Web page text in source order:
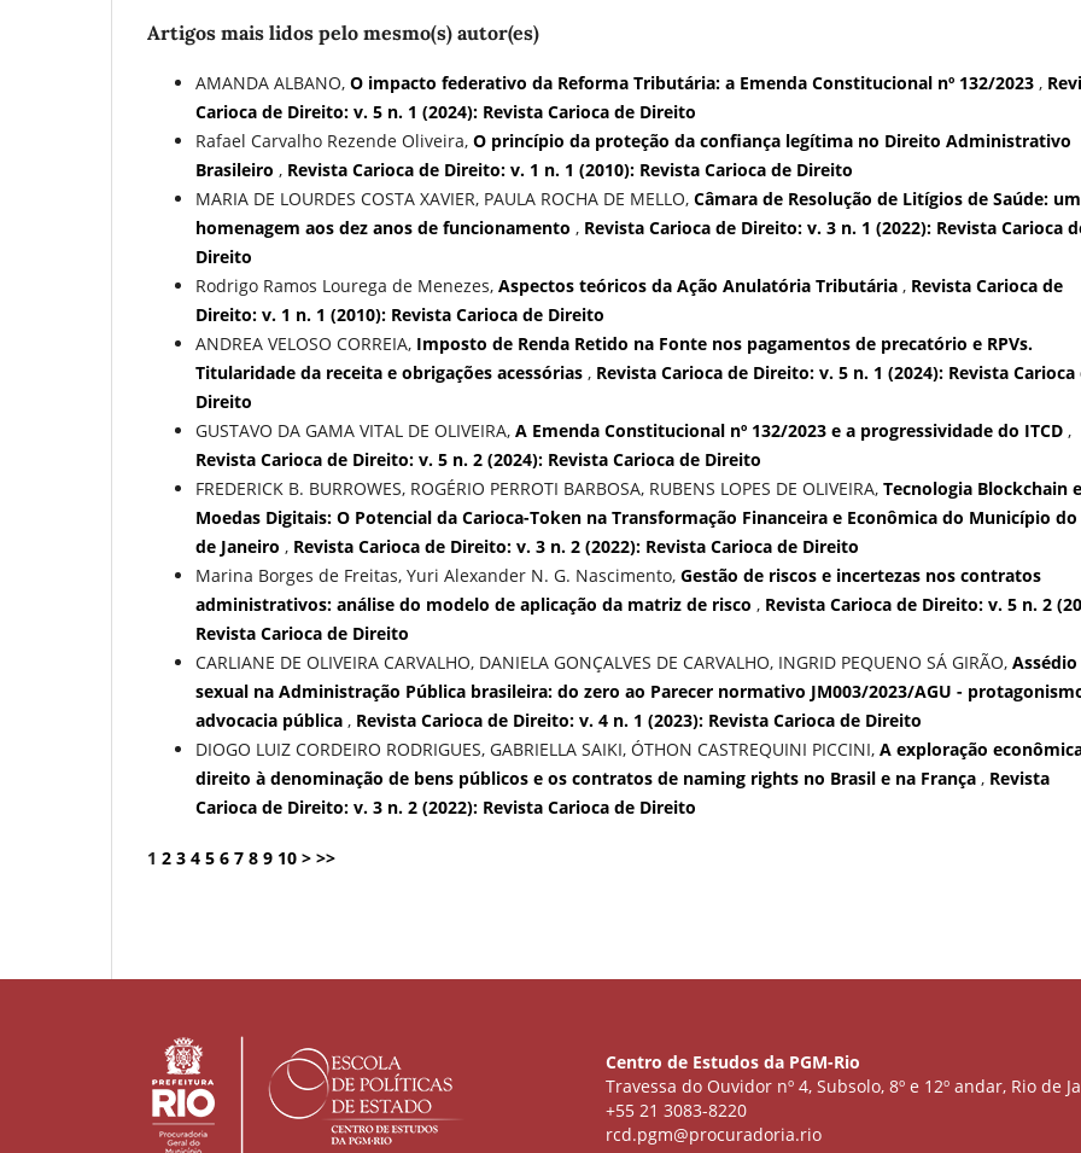
Artigos mais lidos pelo mesmo(s) autor(es)
AMANDA ALBANO, O impacto federativo da Reforma Tributária: a Emenda Constitucional nº 132/2023 ,
Carioca de Direito: v. 5 n. 1 (2024): Revista Carioca de Direito
Rafael Carvalho Rezende Oliveira, O princípio da proteção da confiança legítima no Direito Administrativo
Brasileiro , Revista Carioca de Direito: v. 1 n. 1 (2010): Revista Carioca de Direito
MARIA DE LOURDES COSTA XAVIER, PAULA ROCHA DE MELLO, Câmara de Resolução de Litígios de Saúde:
homenagem aos dez anos de funcionamento , Revista Carioca de Direito: v. 3 n. 1 (2022): Revista Carioca
Direito
Rodrigo Ramos Lourega de Menezes, Aspectos teóricos da Ação Anulatória Tributária , Revista Carioca de
Direito: v. 1 n. 1 (2010): Revista Carioca de Direito
ANDREA VELOSO CORREIA, Imposto de Renda Retido na Fonte nos pagamentos de precatório e RPVs.
Titularidade da receita e obrigações acessórias , Revista Carioca de Direito: v. 5 n. 1 (2024): Revista Carioca
Direito
GUSTAVO DA GAMA VITAL DE OLIVEIRA, A Emenda Constitucional nº 132/2023 e a progressividade do ITCD ,
Revista Carioca de Direito: v. 5 n. 2 (2024): Revista Carioca de Direito
FREDERICK B. BURROWES, ROGÉRIO PERROTI BARBOSA, RUBENS LOPES DE OLIVEIRA, Tecnologia Blockchain e
Moedas Digitais: O Potencial da Carioca-Token na Transformação Financeira e Econômica do Município do
de Janeiro , Revista Carioca de Direito: v. 3 n. 2 (2022): Revista Carioca de Direito
Marina Borges de Freitas, Yuri Alexander N. G. Nascimento, Gestão de riscos e incertezas nos contratos
administrativos: análise do modelo de aplicação da matriz de risco , Revista Carioca de Direito: v. 5 n. 2
Revista Carioca de Direito
CARLIANE DE OLIVEIRA CARVALHO, DANIELA GONÇALVES DE CARVALHO, INGRID PEQUENO SÁ GIRÃO, Assédio
sexual na Administração Pública brasileira: do zero ao Parecer normativo JM003/2023/AGU -
advocacia pública , Revista Carioca de Direito: v. 4 n. 1 (2023): Revista Carioca de Direito
DIOGO LUIZ CORDEIRO RODRIGUES, GABRIELLA SAIKI, ÓTHON CASTREQUINI PICCINI, A exploração
direito à denominação de bens públicos e os contratos de naming rights no Brasil e na França , Revista
Carioca de Direito: v. 3 n. 2 (2022): Revista Carioca de Direito
1 2 3 4 5 6 7 8 9 10 > >>
Centro de Estudos da PGM-Rio
Travessa do Ouvidor nº 4, Subsolo, 8º e 12º andar, Rio de
+55 21 3083-8220
rcd.pgm@procuradoria.rio